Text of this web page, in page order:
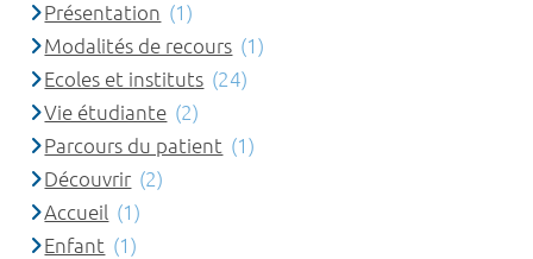
Présentation (1)
Modalités de recours (1)
Ecoles et instituts (24)
Vie étudiante (2)
Parcours du patient (1)
Découvrir (2)
Accueil (1)
Enfant (1)